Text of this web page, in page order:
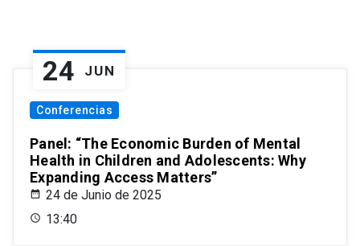
24 JUN
Conferencias
Panel: “The Economic Burden of Mental
Health in Children and Adolescents: Why
Expanding Access Matters”
24 de Junio de 2025
13:40